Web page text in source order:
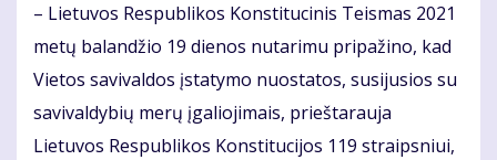
– Lietuvos Respublikos Konstitucinis Teismas 2021
metų balandžio 19 dienos nutarimu pripažino, kad
Vietos savivaldos įstatymo nuostatos, susijusios su
savivaldybių merų įgaliojimais, prieštarauja
Lietuvos Respublikos Konstitucijos 119 straipsniui,